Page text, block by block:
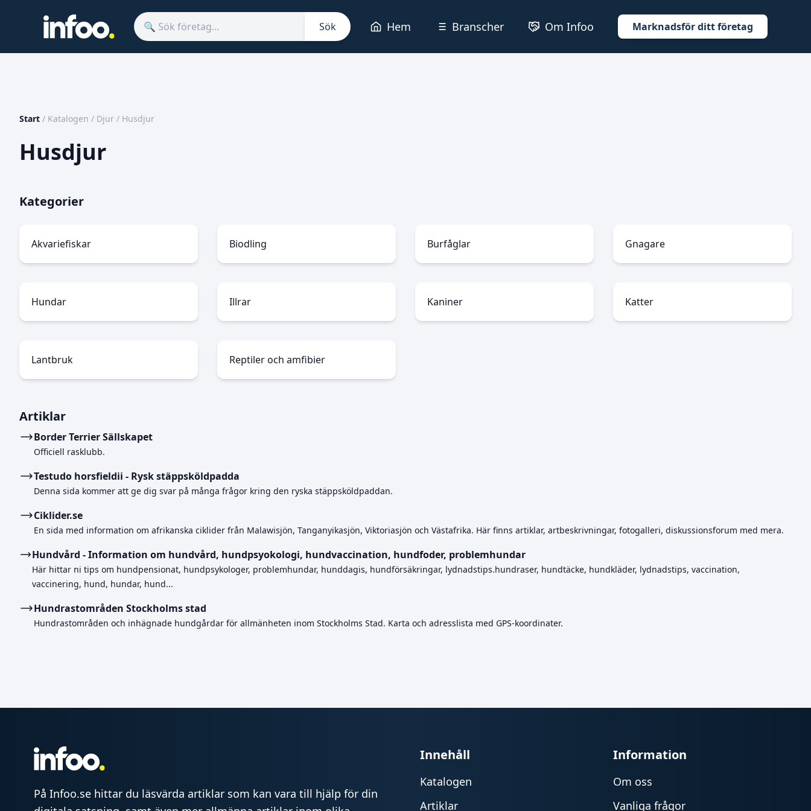
Sök Hem Branscher Om Infoo Marknadsför ditt företag
Start / Katalogen / Djur / Husdjur
Husdjur
Kategorier
Akvariefiskar Biodling Burfåglar Gnagare
Hundar Illrar Kaniner Katter
Lantbruk Reptiler och amfibier
Artiklar
Border Terrier Sällskapet
Officiell rasklubb.
Testudo horsfieldii - Rysk stäppsköldpadda
Denna sida kommer att ge dig svar på många frågor kring den ryska stäppsköldpaddan.
Ciklider.se
En sida med information om afrikanska ciklider från Malawisjön, Tanganyikasjön, Viktoriasjön och Västafrika. Här finns artiklar, artbeskrivningar, fotogalleri, diskussionsforum med mera.
Hundvård - Information om hundvård, hundpsyokologi, hundvaccination, hundfoder, problemhundar
Här hittar ni tips om hundpensionat, hundpsykologer, problemhundar, hunddagis, hundförsäkringar, lydnadstips.hundraser, hundtäcke, hundkläder, lydnadstips, vaccination,
vaccinering, hund, hundar, hund...
Hundrastområden Stockholms stad
Hundrastområden och inhägnade hundgårdar för allmänheten inom Stockholms Stad. Karta och adresslista med GPS-koordinater.
På Infoo.se hittar du läsvärda artiklar som kan vara till hjälp för din
Innehåll
Katalogen
Artiklar
Information
Om oss
Vanliga frågor